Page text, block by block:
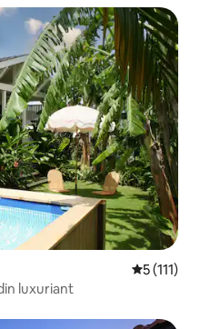
appréciés
Évaluation
5 (111)
luxuriant